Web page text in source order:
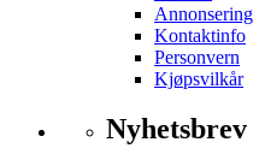
Annonsering
Kontaktinfo
Personvern
Kjøpsvilkår
Nyhetsbrev